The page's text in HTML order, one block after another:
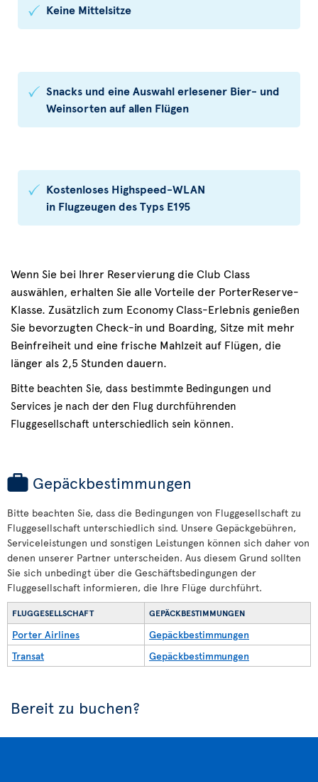
Keine Mittelsitze
Snacks und eine Auswahl erlesener Bier- und
Weinsorten auf allen Flügen
Kostenloses Highspeed-WLAN
in Flugzeugen des Typs E195
Wenn Sie bei Ihrer Reservierung die Club Class
auswählen, erhalten Sie alle Vorteile der PorterReserve-
Klasse. Zusätzlich zum Economy Class-Erlebnis genießen
Sie bevorzugten Check-in und Boarding, Sitze mit mehr
Beinfreiheit und eine frische Mahlzeit auf Flügen, die
länger als 2,5 Stunden dauern.
Bitte beachten Sie, dass bestimmte Bedingungen und
Services je nach der den Flug durchführenden
Fluggesellschaft unterschiedlich sein können.
Gepäckbestimmungen
Bitte beachten Sie, dass die Bedingungen von Fluggesellschaft zu
Fluggesellschaft unterschiedlich sind. Unsere Gepäckgebühren,
Serviceleistungen und sonstigen Leistungen können sich daher von
denen unserer Partner unterscheiden. Aus diesem Grund sollten
Sie sich unbedingt über die Geschäftsbedingungen der
Fluggesellschaft informieren, die Ihre Flüge durchführt.
FLUGGESELLSCHAFT GEPÄCKBESTIMMUNGEN
Porter Airlines
Gepäckbestimmungen
Transat
Gepäckbestimmungen
Bereit zu buchen?